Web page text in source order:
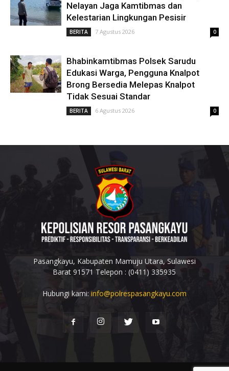
Nelayan Jaga Kamtibmas dan
Kelestarian Lingkungan Pesisir
BERITA 7 Agustus 2026 0
Bhabinkamtibmas Polsek Sarudu
Edukasi Warga, Pengguna Knalpot
Brong Bersedia Melepas Knalpot
Tidak Sesuai Standar
BERITA 6 Agustus 2026 0
Pasangkayu, Kabupaten Mamuju Utara, Sulawesi
Barat 91571 Telepon : (0411) 335935
Hubungi kami: info@polrespasangkayu.com